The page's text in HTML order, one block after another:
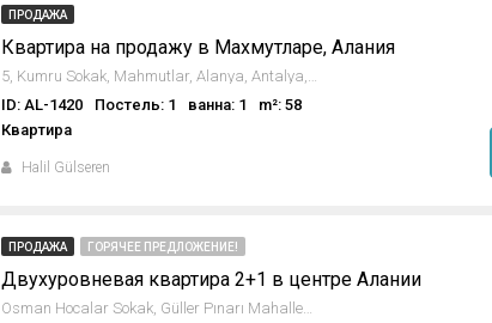
ПРОДАЖА
Квартира на продажу в Махмутларе, Алания
5, Kumru Sokak, Mahmutlar, Alanya, Antalya, Akdeniz Bölgesi, 07450, Türkiye
ID: AL-1420
Постель: 1 ванна: 1
m²: 58
Квартира
Halil Gülseren
ПРОДАЖА ГОРЯЧЕЕ ПРЕДЛОЖЕНИЕ!
Двухуровневая квартира 2+1 в центре Алании
Osman Hocalar Sokak, Güller Pınarı Mahallesi, Alanya, Antalya, Akdeniz Bölgesi, 74000, Türkiye